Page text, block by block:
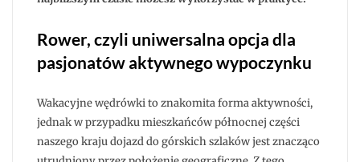
Rower, czyli uniwersalna opcja dla
pasjonatów aktywnego wypoczynku
Wakacyjne wędrówki to znakomita forma aktywności,
jednak w przypadku mieszkańców północnej części
naszego kraju dojazd do górskich szlaków jest znacząco